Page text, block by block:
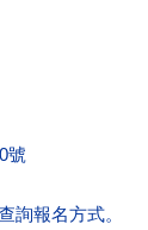
號
詢報名方式。